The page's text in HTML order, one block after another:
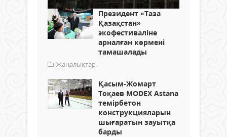
Президент «Таза
Қазақстан»
экофестиваліне
арналған көрмені
тамашалады
Жаңалықтар
Қасым-Жомарт
Тоқаев MODEХ Astana
темірбетон
конструкцияларын
шығаратын зауытқа
барды